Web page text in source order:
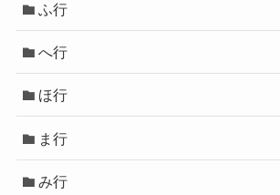
ふ行
へ行
ほ行
ま行
み行